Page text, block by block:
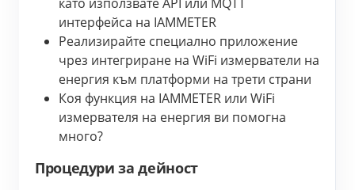
интерфейса на IAMMETER
Реализирайте специално приложение
чрез интегриране на WiFi измерватели на
енергия към платформи на трети страни
Коя функция на IAMMETER или WiFi
измервателя на енергия ви помогна
много?
Процедури за дейност